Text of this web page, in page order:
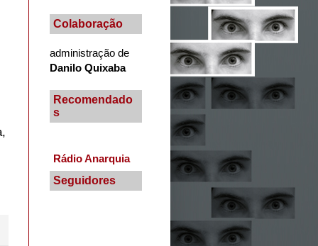
Colaboração
administração de
Danilo Quixaba
Recomendado
s
Rádio Anarquia
Seguidores